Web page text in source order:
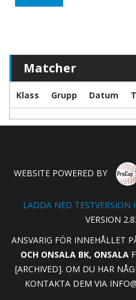
Matcher
Klass Grupp Datum
WEBSITE POWERED BY
LADDA NED TESTVERSION
VERSION
ANSVARIG FÖR INNEHÅLLET
OCH ONSALA BK, ONSALA
[ARCHIVED]. OM DU HAR
KONTAKTA DEM VIA